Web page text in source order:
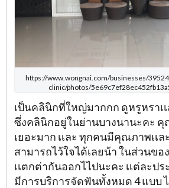
https://www.wongnai.com/businesses/
clinic/photos/
เป็นคลินิกที่ใหญ่มากกก ดูหรูหราเ
ซึ่งคลินิกอยู่ในย่านบางนานะคะ
เยอะมาก เเละ ทุกคนมีคุณภาพเเ
สามารถไว้ใจได้เลยน้า ในส่วนข
เเตกต่ากันออกไไปนะคะ เเต่ละป
มีการบริการจัดฟันทั้งหมด 4 แบบ